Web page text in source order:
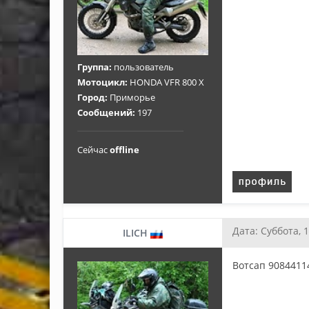
Группа: пользователь
Мотоцикл: HONDA VFR 800 X
Город: Приморье
Сообщений: 197
Сейчасoffline
ILICH Дата: Суббота,
Вотсап